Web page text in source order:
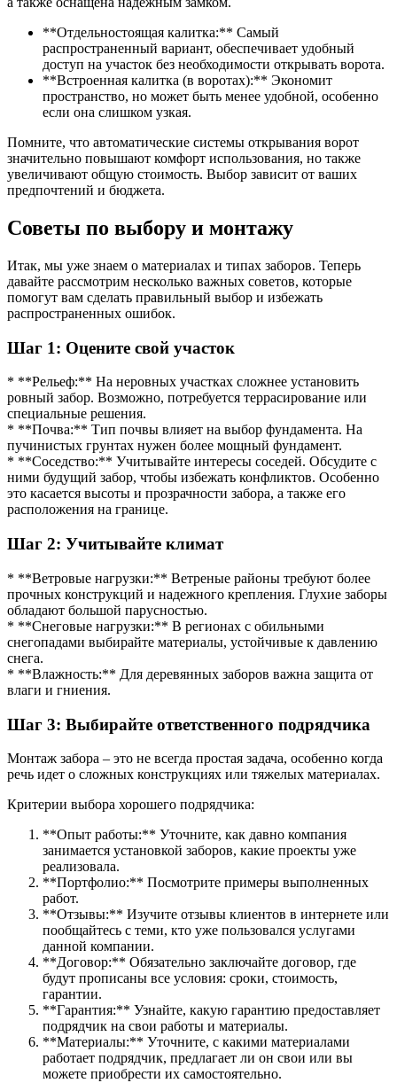
**Отдельностоящая калитка:** Самый
распространенный вариант, обеспечивает удобный
доступ на участок без необходимости открывать ворота.
**Встроенная калитка (в воротах):** Экономит
пространство, но может быть менее удобной, особенно
если она слишком узкая.
Помните, что автоматические системы открывания ворот
значительно повышают комфорт использования, но также
увеличивают общую стоимость. Выбор зависит от ваших
предпочтений и бюджета.
Советы по выбору и монтажу
Итак, мы уже знаем о материалах и типах заборов. Теперь
давайте рассмотрим несколько важных советов, которые
помогут вам сделать правильный выбор и избежать
распространенных ошибок.
Шаг 1: Оцените свой участок
* **Рельеф:** На неровных участках сложнее установить
ровный забор. Возможно, потребуется террасирование или
специальные решения.
* **Почва:** Тип почвы влияет на выбор фундамента. На
пучинистых грунтах нужен более мощный фундамент.
* **Соседство:** Учитывайте интересы соседей. Обсудите с
ними будущий забор, чтобы избежать конфликтов. Особенно
это касается высоты и прозрачности забора, а также его
расположения на границе.
Шаг 2: Учитывайте климат
* **Ветровые нагрузки:** Ветреные районы требуют более
прочных конструкций и надежного крепления. Глухие заборы
обладают большой парусностью.
* **Снеговые нагрузки:** В регионах с обильными
снегопадами выбирайте материалы, устойчивые к давлению
снега.
* **Влажность:** Для деревянных заборов важна защита от
влаги и гниения.
Шаг 3: Выбирайте ответственного подрядчика
Монтаж забора – это не всегда простая задача, особенно когда
речь идет о сложных конструкциях или тяжелых материалах.
Критерии выбора хорошего подрядчика:
**Опыт работы:** Уточните, как давно компания
занимается установкой заборов, какие проекты уже
реализовала.
**Портфолио:** Посмотрите примеры выполненных
работ.
**Отзывы:** Изучите отзывы клиентов в интернете или
пообщайтесь с теми, кто уже пользовался услугами
данной компании.
**Договор:** Обязательно заключайте договор, где
будут прописаны все условия: сроки, стоимость,
гарантии.
**Гарантия:** Узнайте, какую гарантию предоставляет
подрядчик на свои работы и материалы.
**Материалы:** Уточните, с какими материалами
работает подрядчик, предлагает ли он свои или вы
можете приобрести их самостоятельно.